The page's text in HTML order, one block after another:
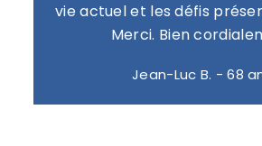
vie actuel et les défis
Merci. Bien
Jean-Luc B. - 68